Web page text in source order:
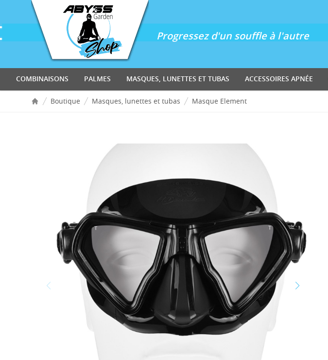
Accès au contenu
Progressez d'un souffle à l'autre
COMBINAISONS PALMES MASQUES, LUNETTES ET TUBAS ACCESSOIRES APNÉE
Boutique Masques, lunettes et tubas Masque Element
Panneau de gestion des cookies